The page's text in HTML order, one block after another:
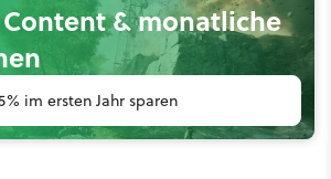
& monatliche
im ersten Jahr sparen